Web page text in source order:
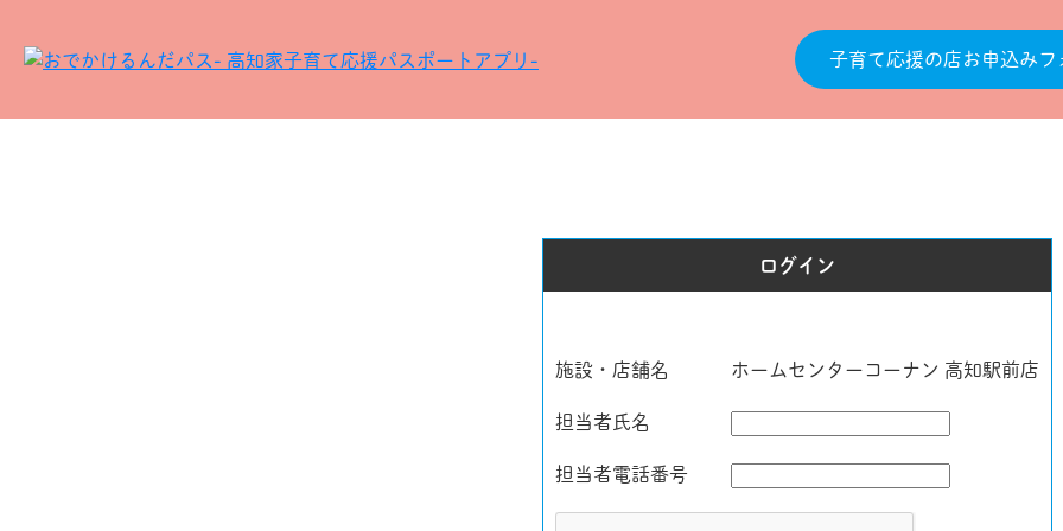
子育て応援の店お申込みフ
ログイン
施設・店舗名 ホームセンターコーナン 高知駅前店
担当者氏名
担当者電話番号